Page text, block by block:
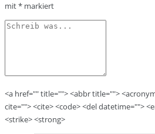
mit* markiert
<a href="" title=""> <abbr title="">
cite=""> <cite> <code> <del datetime="">
<strike> <strong>